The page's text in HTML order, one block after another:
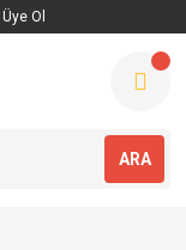
Üye Ol
ARA